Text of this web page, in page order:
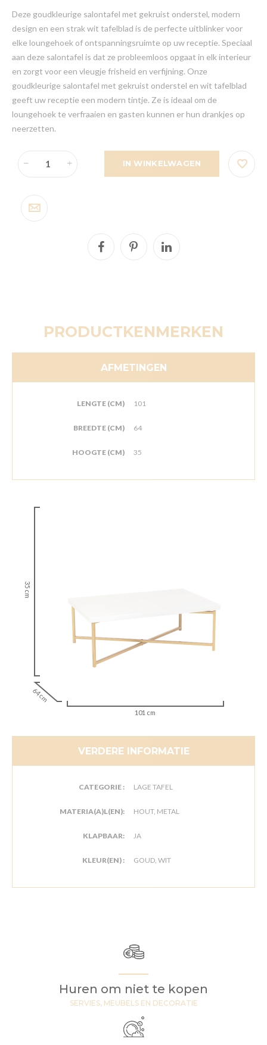
Deze goudkleurige salontafel met gekruist onderstel, modern
design en een strak wit tafelblad is de perfecte uitblinker voor
elke loungehoek of ontspanningsruimte op uw receptie. Speciaal
aan deze salontafel is dat ze probleemloos opgaat in elk interieur
en zorgt voor een vleugje frisheid en verfijning. Onze
goudkleurige salontafel met gekruist onderstel en wit tafelblad
geeft uw receptie een modern tintje. Ze is ideaal om de
loungehoek te verfraaien en gasten kunnen er hun drankjes op
neerzetten.
IN WINKELWAGEN
PRODUCTKENMERKEN
AFMETINGEN
LENGTE (CM) 101
BREEDTE (CM) 64
HOOGTE (CM) 35
35 cm
64 cm
101 cm
VERDERE INFORMATIE
CATEGORIE : LAGE TAFEL
MATERIA(A)L(EN): HOUT, METAL
KLAPBAAR: JA
KLEUR(EN) : GOUD, WIT
Huren om niet te kopen
SERVIES, MEUBELS EN DECORATIE